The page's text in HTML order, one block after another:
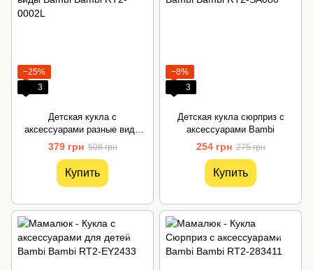
−25%
3
Детская кукла с
аксессуарами разные виды
Bambi
379 грн 508 грн
Купить
−8%
3
Детская кукла сюрприз с
аксессуарами Bambi
254 грн 275 грн
Купить